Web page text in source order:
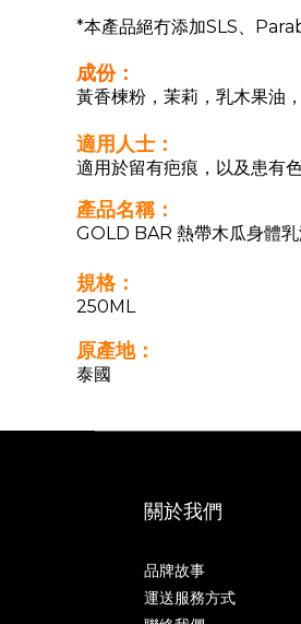
*本產品絕冇添加SLS、
成份：
黃香楝粉 ，茉莉，乳木果油
適用人士：
適用於留有疤痕，以及患有
產品名稱：
GOLD BAR 熱帶木瓜身體
規格：
250ML
原產地：
泰國
關於我們
品牌故事
運送服務方式